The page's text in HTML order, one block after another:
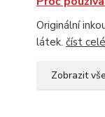
Originální
látek. číst celé
Zobrazit